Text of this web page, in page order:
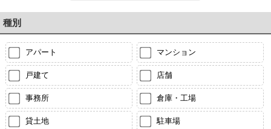
種別
アパート マンション
戸建て 店舗
事務所 倉庫・工場
貸土地 駐車場